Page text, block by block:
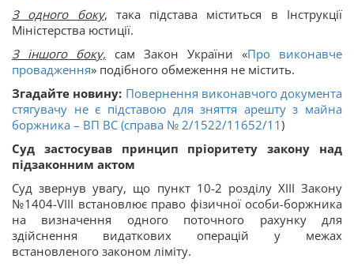
З одного боку, така підстава міститься в Інструкції
Міністерства юстиції.
З іншого боку, сам Закон України «Про виконавче
провадження» подібного обмеження не містить.
Згадайте новину: Повернення виконавчого документа
стягувачу не є підставою для зняття арешту з майна
боржника – ВП ВС (справа № 2/1522/11652/11)
Суд застосував принцип пріоритету закону над
підзаконним актом
Суд звернув увагу, що пункт 10-2 розділу XIII Закону
№1404-VIII встановлює право фізичної особи-боржника
на визначення одного поточного рахунку для
здійснення видаткових операцій у межах
встановленого законом ліміту.